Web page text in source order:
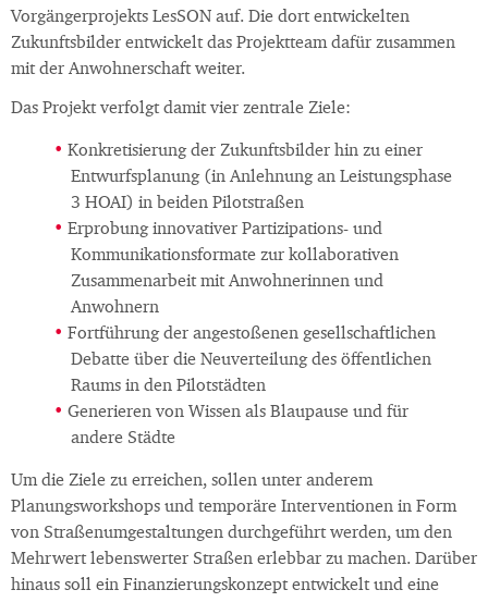
Vorgängerprojekts LesSON auf. Die dort entwickelten
Zukunftsbilder entwickelt das Projektteam dafür zusammen
mit der Anwohnerschaft weiter.
Das Projekt verfolgt damit vier zentrale Ziele:
Konkretisierung der Zukunftsbilder hin zu einer
Entwurfsplanung (in Anlehnung an Leistungsphase
3 HOAI) in beiden Pilotstraßen
Erprobung innovativer Partizipations- und
Kommunikationsformate zur kollaborativen
Zusammenarbeit mit Anwohnerinnen und
Anwohnern
Fortführung der angestoßenen gesellschaftlichen
Debatte über die Neuverteilung des öffentlichen
Raums in den Pilotstädten
Generieren von Wissen als Blaupause und für
andere Städte
Um die Ziele zu erreichen, sollen unter anderem
Planungsworkshops und temporäre Interventionen in Form
von Straßenumgestaltungen durchgeführt werden, um den
Mehrwert lebenswerter Straßen erlebbar zu machen. Darüber
hinaus soll ein Finanzierungskonzept entwickelt und eine